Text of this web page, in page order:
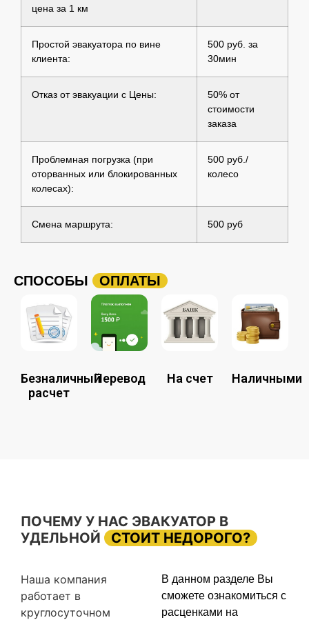
цена за 1 км
Простой эвакуатора по вине
клиента:
500 руб. за
30мин
Отказ от эвакуации с Цены:
50% от
стоимости
заказа
Проблемная погрузка (при
оторванных или блокированных
колесах):
500 руб./
колесо
Смена маршрута: 500 руб
СПОСОБЫ ОПЛАТЫ
Безналичный
расчет
Перевод На счет Наличными
ПОЧЕМУ У НАС ЭВАКУАТОР В
УДЕЛЬНОЙ
СТОИТ НЕДОРОГО?
Наша компания
работает в
круглосуточном
В данном разделе Вы
сможете ознакомиться с
расценками на